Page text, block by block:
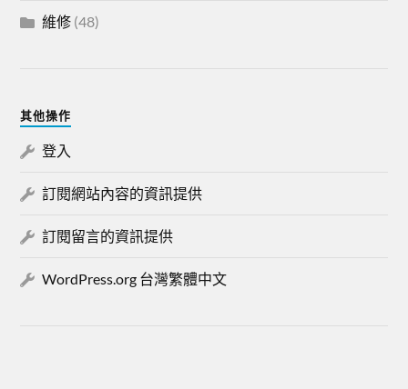
維修 (48)
其他操作
登入
訂閱網站內容的資訊提供
訂閱留言的資訊提供
WordPress.org 台灣繁體中文